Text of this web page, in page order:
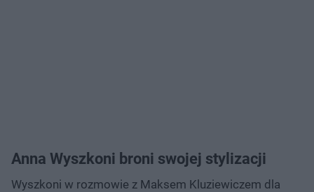
Anna Wyszkoni broni swojej stylizacji
Wyszkoni w rozmowie z Maksem Kluziewiczem dla